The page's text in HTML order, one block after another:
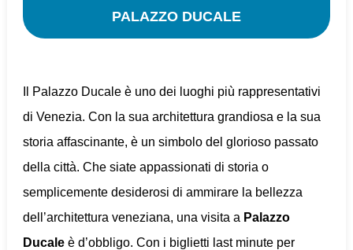
PALAZZO DUCALE
Il Palazzo Ducale è uno dei luoghi più rappresentativi
di Venezia. Con la sua architettura grandiosa e la sua
storia affascinante, è un simbolo del glorioso passato
della città. Che siate appassionati di storia o
semplicemente desiderosi di ammirare la bellezza
dell’architettura veneziana, una visita a Palazzo
Ducaleè d’obbligo. Con i biglietti last minute per